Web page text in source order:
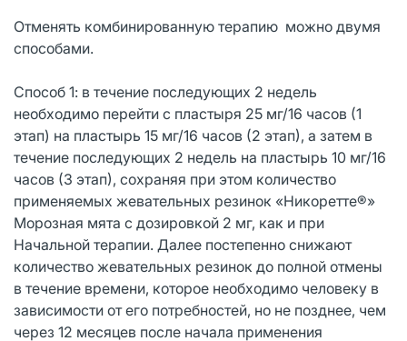
Отменять комбинированную терапию можно двумя
способами.
Способ 1: в течение последующих 2 недель
необходимо перейти с пластыря 25 мг/16 часов (1
этап) на пластырь 15 мг/16 часов (2 этап), а затем в
течение последующих 2 недель на пластырь 10 мг/16
часов (3 этап), сохраняя при этом количество
применяемых жевательных резинок «Никоретте®»
Морозная мята с дозировкой 2 мг, как и при
Начальной терапии. Далее постепенно снижают
количество жевательных резинок до полной отмены
в течение времени, которое необходимо человеку в
зависимости от его потребностей, но не позднее, чем
через 12 месяцев после начала применения